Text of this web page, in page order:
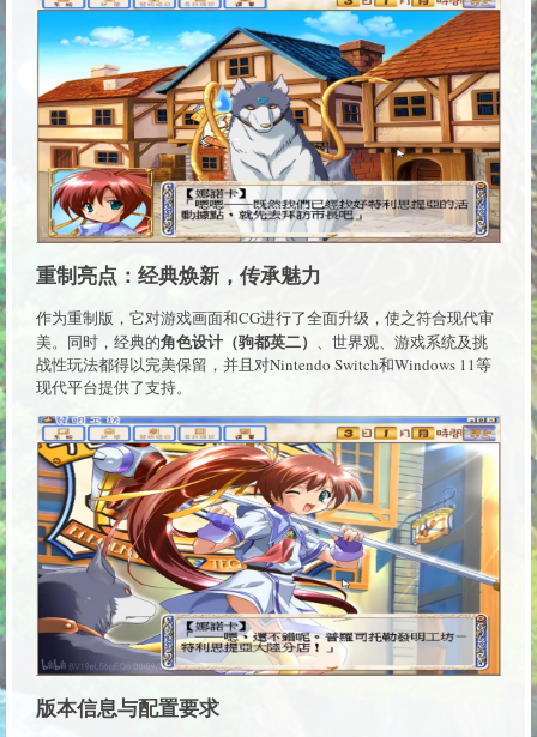
重制亮点：经典焕新，传承魅力
作为重制版，它对游戏画面和CG进行了全面升级，使之符合现代审
美。同时，经典的角色设计（驹都英二） 、世界观、游戏系统及挑
战性玩法都得以完美保留，并且对Nintendo Switch和Windows 11等
现代平台提供了支持。
版本信息与配置要求